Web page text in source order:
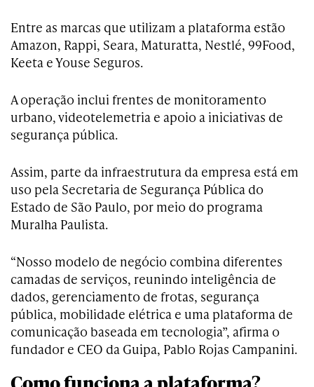
Entre as marcas que utilizam a plataforma estão
Amazon, Rappi, Seara, Maturatta, Nestlé, 99Food,
Keeta e Youse Seguros.
A operação inclui frentes de monitoramento
urbano, videotelemetria e apoio a iniciativas de
segurança pública.
Assim, parte da infraestrutura da empresa está em
uso pela Secretaria de Segurança Pública do
Estado de São Paulo, por meio do programa
Muralha Paulista.
“Nosso modelo de negócio combina diferentes
camadas de serviços, reunindo inteligência de
dados, gerenciamento de frotas, segurança
pública, mobilidade elétrica e uma plataforma de
comunicação baseada em tecnologia”, afirma o
fundador e CEO da Guipa, Pablo Rojas Campanini.